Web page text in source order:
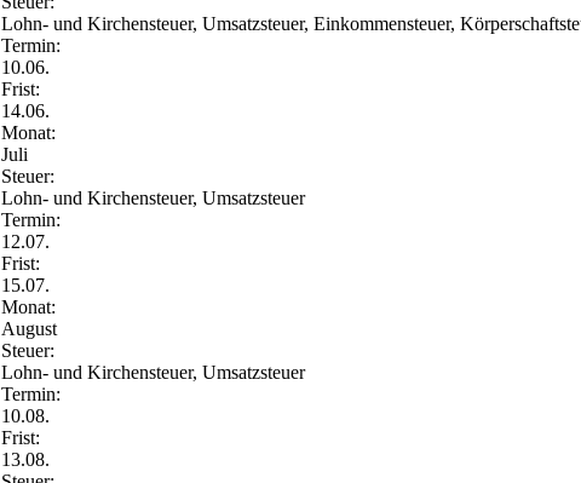
Lohn- und Kirchensteuer, Umsatzsteuer, Einkommensteuer,
Termin:
10.06.
Frist:
14.06.
Monat:
Juli
Steuer:
Lohn- und Kirchensteuer, Umsatzsteuer
Termin:
12.07.
Frist:
15.07.
Monat:
August
Steuer:
Lohn- und Kirchensteuer, Umsatzsteuer
Termin:
10.08.
Frist:
13.08.